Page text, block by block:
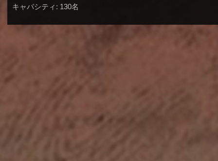
キャパシティ: 130名